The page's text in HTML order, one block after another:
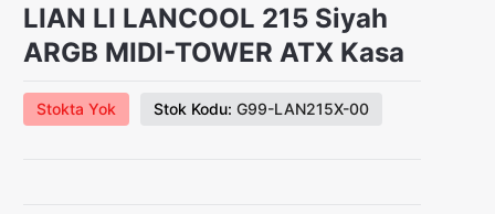
LIAN LI LANCOOL 215 Siyah
ARGB MIDI-TOWER ATX Kasa
Stokta Yok Stok Kodu: G99-LAN215X-00